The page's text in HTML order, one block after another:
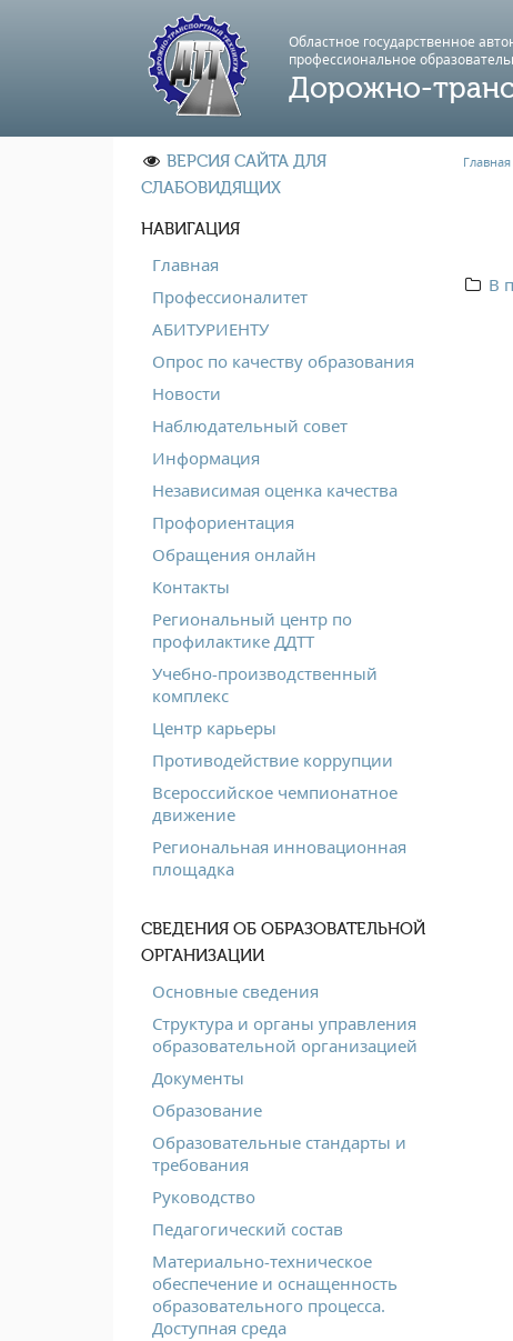
Областное государственное
профессиональноe
Дорожно-
ВЕРСИЯ САЙТА ДЛЯ
СЛАБОВИДЯЩИХ
НАВИГАЦИЯ
Главная
Профессионалитет
АБИТУРИЕНТУ
Опрос по качеству образования
Новости
Наблюдательный совет
Информация
Независимая оценка качества
Профориентация
Обращения онлайн
Контакты
Региональный центр по
профилактике ДДТТ
Учебно-производственный
комплекс
Центр карьеры
Противодействие коррупции
Всероссийское чемпионатное
движение
Региональная инновационная
площадка
СВЕДЕНИЯ ОБ ОБРАЗОВАТЕЛЬНОЙ
ОРГАНИЗАЦИИ
Основные сведения
Структура и органы управления
образовательной организацией
Документы
Образование
Образовательные стандарты и
требования
Руководство
Педагогический состав
Материально-техническое
обеспечение и оснащенность
образовательного процесса.
Доступная среда
Главная
В